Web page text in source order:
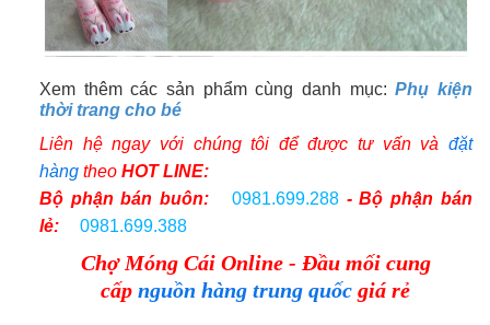
Xem thêm các sản phẩm cùng danh mục:Phụ kiện
thời trang cho bé
Liên hệ ngay với chúng tôi để được tư vấn và đặt
hàng theoHOT LINE:
Bộ phận bán buôn:
0981.699.288 - Bộ phận bán
lẻ:
0981.699.388
Chợ Móng Cái Online - Đầu mối cung
cấpnguồn hàng trung quốc giá rẻ